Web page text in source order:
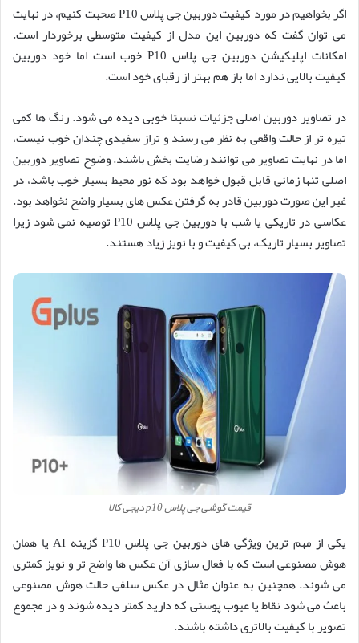
اگر بخواهیم در مورد کیفیت دوربین جی پلاس P10 صحبت کنیم، در نهایت
می توان گفت که دوربین این مدل از کیفیت متوسطی برخوردار است.
امکانات اپلیکیشن دوربین جی پلاس P10 خوب است اما خود دوربین
کیفیت بالایی ندارد اما باز هم بهتر از رقبای خود است.
در تصاویر دوربین اصلی جزئیات نسبتا خوبی دیده می شود. رنگ ها کمی
تیره تر از حالت واقعی به نظر می رسند و تراز سفیدی چندان خوب نیست،
اما در نهایت تصاویر می توانند رضایت بخش باشند. وضوح تصاویر دوربین
اصلی تنها زمانی قابل قبول خواهد بود که نور محیط بسیار خوب باشد، در
غیر این صورت دوربین قادر به گرفتن عکس های بسیار واضح نخواهد بود.
عکاسی در تاریکی یا شب با دوربین جی پلاس P10 توصیه نمی شود زیرا
تصاویر بسیار تاریک، بی کیفیت و با نویز زیاد هستند.
قیمت گوشی جی پلاس p10 دیجی کالا
یکی از مهم ترین ویژگی های دوربین جی پلاس P10 گزینه AI یا همان
هوش مصنوعی است که با فعال سازی آن عکس ها واضح تر و نویز کمتری
می شوند. همچنین به عنوان مثال در عکس سلفی حالت هوش مصنوعی
باعث می شود نقاط یا عیوب پوستی که دارید کمتر دیده شوند و در مجموع
تصویر با کیفیت بالاتری داشته باشند.